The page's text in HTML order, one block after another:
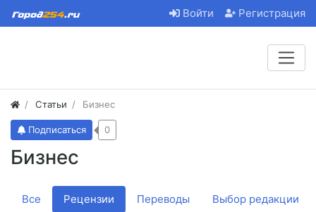
Войти Регистрация
Статьи Бизнес
Бизнес
Подписаться 0
Все Рецензии Переводы Выбор редакции